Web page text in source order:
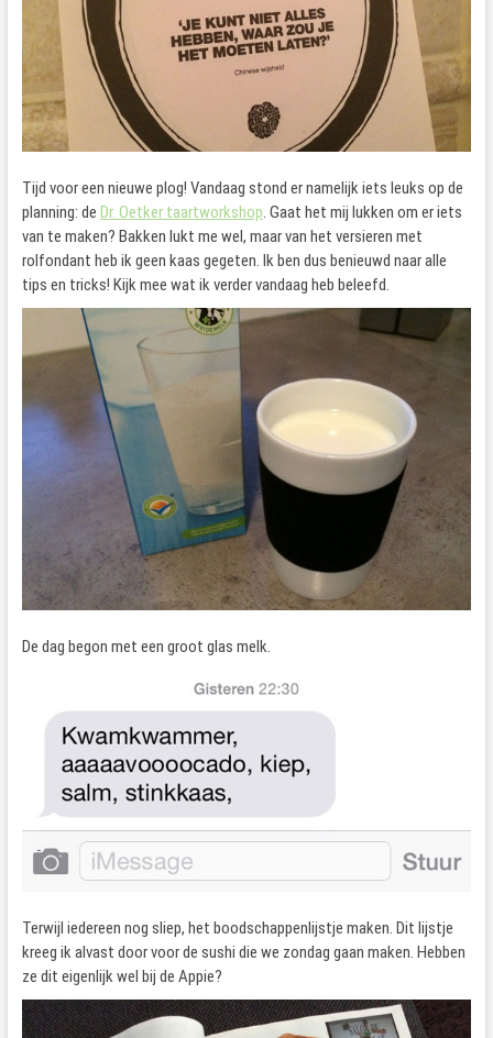
Tijd voor een nieuwe plog! Vandaag stond er namelijk iets leuks op de
planning: de Dr. Oetker taartworkshop. Gaat het mij lukken om er iets
van te maken? Bakken lukt me wel, maar van het versieren met
rolfondant heb ik geen kaas gegeten. Ik ben dus benieuwd naar alle
tips en tricks! Kijk mee wat ik verder vandaag heb beleefd.
De dag begon met een groot glas melk.
Terwijl iedereen nog sliep, het boodschappenlijstje maken. Dit lijstje
kreeg ik alvast door voor de sushi die we zondag gaan maken. Hebben
ze dit eigenlijk wel bij de Appie?